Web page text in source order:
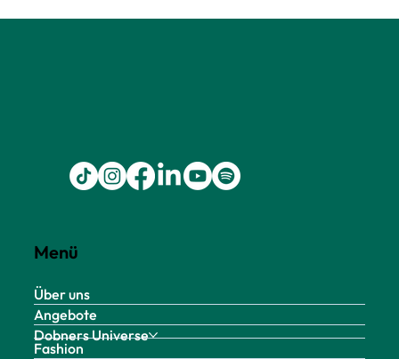
Menü
Über uns
Angebote
Dobners Universe
Fashion